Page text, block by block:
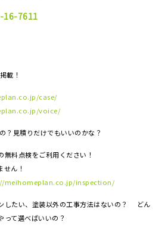
16-7611
載！
case/
voice/
？見積りだけでもいいのかな？
料点検をご利用ください！
ん！
meihomeplan.co.jp/inspection/
したい、塗装以外の工事方法はないの？ どん
て選べばいいの？